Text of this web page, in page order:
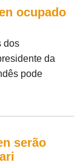
ocupado
dos
da
pode
serão